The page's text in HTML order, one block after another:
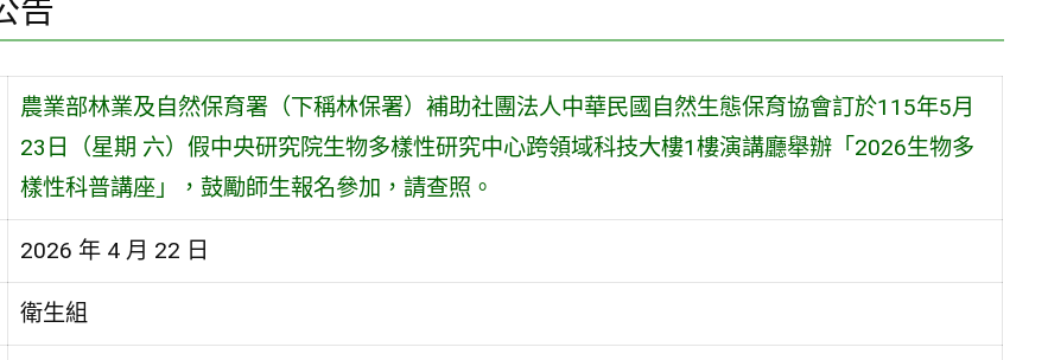
告
農業部林業及自然保育署（下稱林保署）補助社團法人中華民國自然生態保育協會訂於115年5月
23日（星期 六）假中央研究院生物多樣性研究中心跨領域科技大樓1樓演講廳舉辦「2026生物多
樣性科普講座」，鼓勵師生報名參加，請查照。
2026 年 4 月 22 日
衛生組